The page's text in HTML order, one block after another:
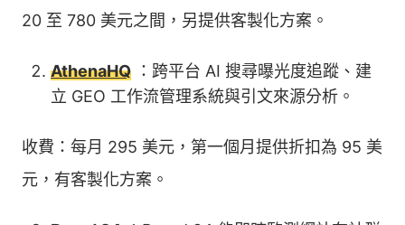
20 至 780 美元之間，另提供客製化方案。
AthenaHQ ：跨平台 AI 搜尋曝光度追蹤、建
立 GEO 工作流管理系統與引文來源分析。
收費：每月 295 美元，第一個月提供折扣為 95 美
元，有客製化方案。